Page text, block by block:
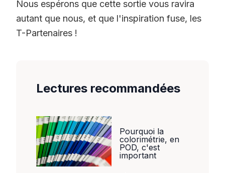
Nous espérons que cette sortie vous ravira
autant que nous, et que l'inspiration fuse, les
T-Partenaires !
Lectures recommandées
Pourquoi la
colorimétrie, en
POD, c'est
important